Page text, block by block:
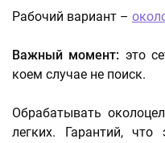
Рабочий вариант –
Важный момент: это
коем случае не поиск.
Обрабатывать
легких. Гарантий,